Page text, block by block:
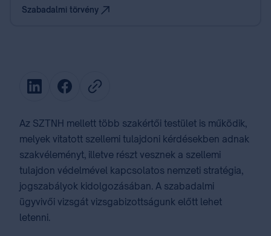
Szabadalmi törvény
Az SZTNH mellett több szakértői testület is működik,
melyek vitatott szellemi tulajdoni kérdésekben adnak
szakvéleményt, illetve részt vesznek a szellemi
tulajdon védelmével kapcsolatos nemzeti stratégia,
jogszabályok kidolgozásában. A szabadalmi
ügyvivői vizsgát vizsgabizottságunk előtt lehet
letenni.